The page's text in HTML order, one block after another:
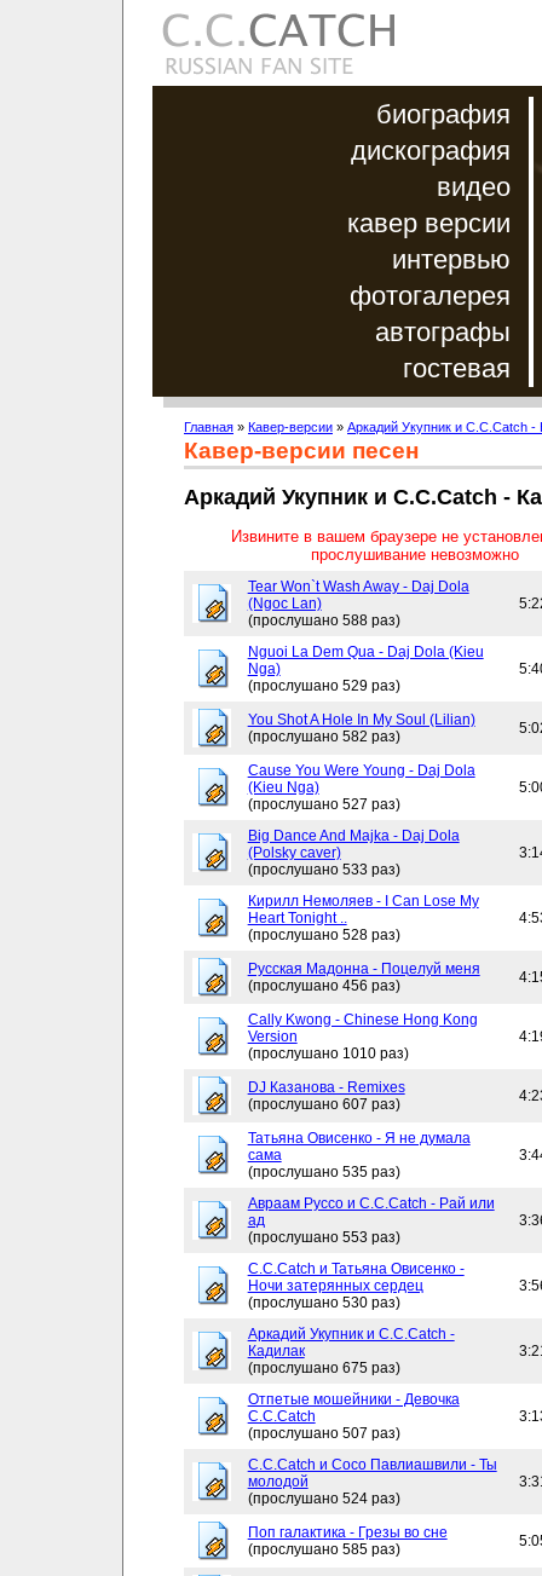
биография
дискография
видео
кавер версии
интервью
фотогалерея
автографы
гостевая
Главная » Кавер-версии » Аркадий Укупник и C.C.Catch -
Кавер-версии песен
Аркадий Укупник и C.C.Catch -
Извините в вашем браузере не
прослушивание невозможно
Tear Won`t Wash Away - Daj Dola
(Ngoc Lan)
(прослушано 588 раз)
Nguoi La Dem Qua - Daj Dola (Kieu
Nga)
(прослушано 529 раз)
You Shot A Hole In My Soul (Lilian)
(прослушано 582 раз)
Cause You Were Young - Daj Dola
(Kieu Nga)
(прослушано 527 раз)
Big Dance And Majka - Daj Dola
(Polsky caver)
(прослушано 533 раз)
Кирилл Немоляев - I Can Lose My
Heart Tonight ..
(прослушано 528 раз)
Русская Мадонна - Поцелуй меня
(прослушано 456 раз)
Cally Kwong - Chinese Hong Kong
Version
(прослушано 1010 раз)
DJ Казанова - Remixes
(прослушано 607 раз)
Татьяна Овисенко - Я не думала
сама
(прослушано 535 раз)
Авраам Руссо и C.C.Catch - Рай или
ад
(прослушано 553 раз)
C.C.Catch и Татьяна Овисенко -
Ночи затерянных сердец
(прослушано 530 раз)
Аркадий Укупник и C.C.Catch -
Кадилак
(прослушано 675 раз)
Отпетые мошейники - Девочка
C.C.Catch
(прослушано 507 раз)
C.C.Catch и Сосо Павлиашвили - Ты
молодой
(прослушано 524 раз)
Поп галактика - Грезы во сне
(прослушано 585 раз)